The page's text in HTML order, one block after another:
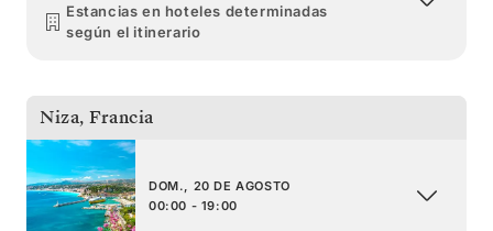
Estancias en hoteles determinadas
según el itinerario
Niza, Francia
DOM., 20 DE AGOSTO
00:00 - 19:00